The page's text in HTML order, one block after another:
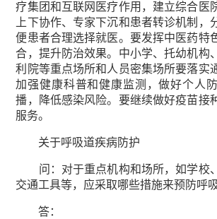
疗集团和互联网医疗作用，建立综合医
上下协作、专家下沉和患者转诊机制，
便患者合理选择就医。要发挥中医药特
合，提升防治效果。中小学、托幼机构
利院等重点场所和人员密集场所要落实
加强健康科普和健康监测，做好个人
播，降低感染风险。要继续做好疫苗接
服务。
关于呼吸道疾病防护
问：对于重点机构和场所，如学校
交通工具等，应采取哪些措施来预防呼
答：